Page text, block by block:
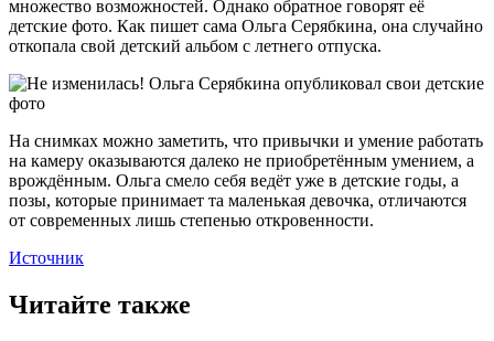
множество возможностей. Однако обратное говорят её
детские фото. Как пишет сама Ольга Серябкина, она случайно
откопала свой детский альбом с летнего отпуска.
На снимках можно заметить, что привычки и умение работать
на камеру оказываются далеко не приобретённым умением, а
врождённым. Ольга смело себя ведёт уже в детские годы, а
позы, которые принимает та маленькая девочка, отличаются
от современных лишь степенью откровенности.
Источник
Читайте также